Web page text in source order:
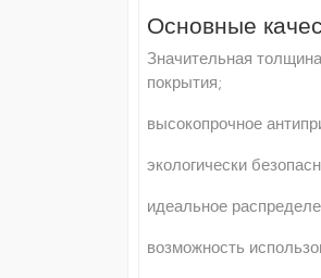
Основные
Значительная
покрытия;
высокопрочное
экологически
идеальное
возможность